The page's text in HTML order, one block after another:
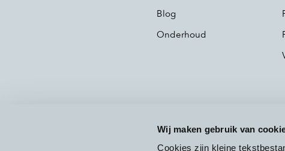
Wij maken gebruik van
Cookies zijn kleine
Blog
Onderhoud